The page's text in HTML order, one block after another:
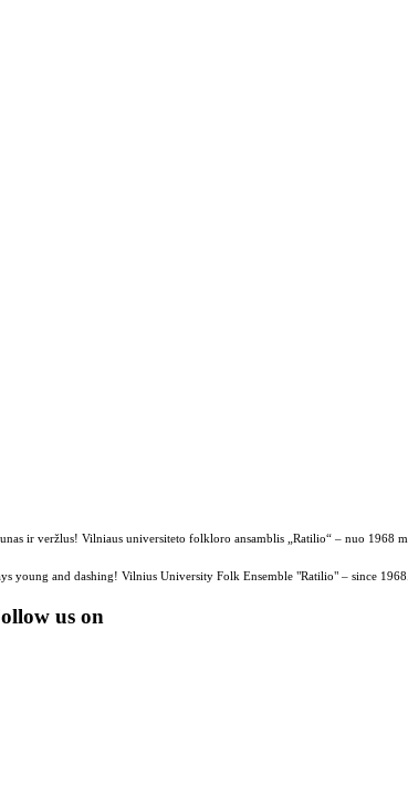
ir veržlus! Vilniaus universiteto folkloro ansamblis „Ratilio“ – nuo 1968 m.
young and dashing! Vilnius University Folk Ensemble "Ratilio" – since 1968.
us on